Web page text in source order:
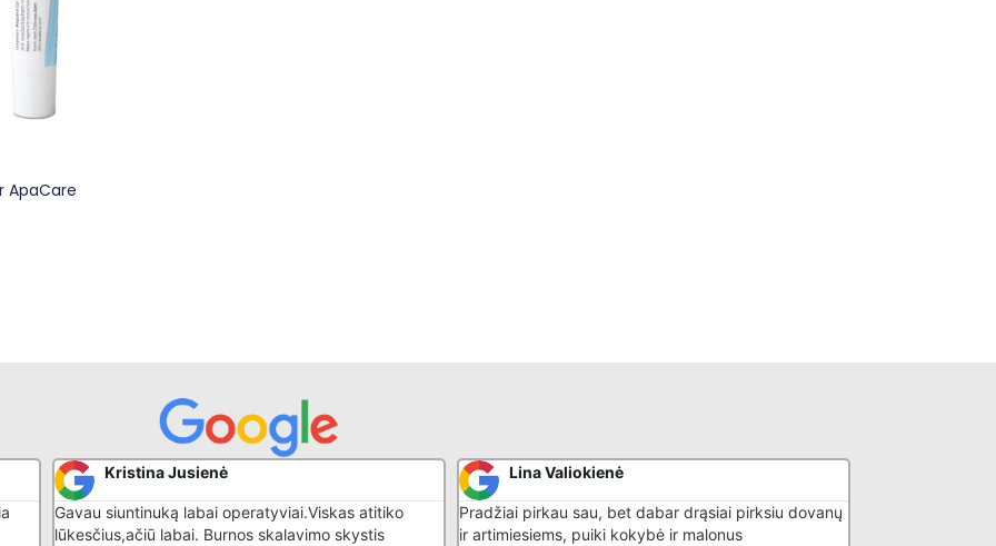
ApaCare
Kristina Jusienė
Gavau siuntinuką labai operatyviai.Viskas atitiko
lūkesčius,ačiū labai. Burnos skalavimo skystis
Lina Valiokienė
Pradžiai pirkau sau, bet dabar drąsiai pirksiu dovanų
ir artimiesiems, puiki kokybė ir malonus